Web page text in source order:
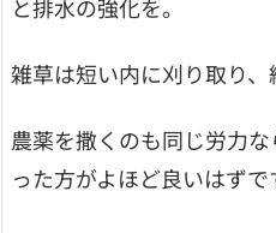
と排水の強化を。
雑草は短い内に刈り取り、
農薬を撒くのも同じ労力
った方がよほど良いはずで